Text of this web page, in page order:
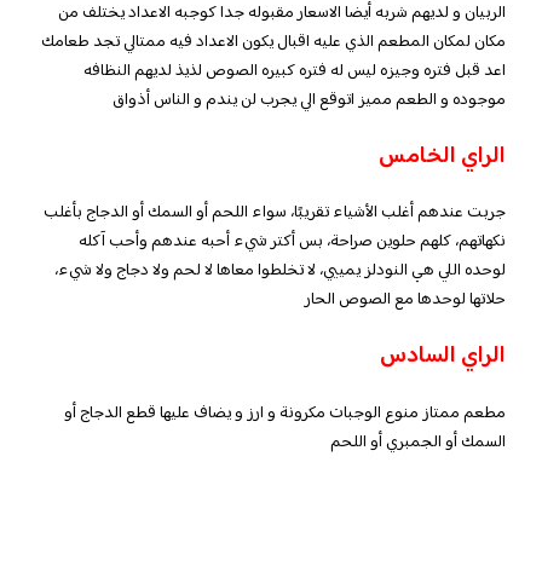
الربيان و لديهم شربه أيضا الاسعار مقبوله جدا كوجبه الاعداد يختلف من
مكان لمكان المطعم الذي عليه اقبال يكون الاعداد فيه ممتالي تجد طعامك
اعد قبل فتره وجيزه ليس له فتره كبيره الصوص لذيذ لديهم النظافه
موجوده و الطعم مميز اتوقع الي يجرب لن يندم و الناس أذواق
الراي الخامس
جربت عندهم أغلب الأشياء تقريبًا، سواء اللحم أو السمك أو الدجاج بأغلب
نكهاتهم، كلهم حلوين صراحة، بس أكتر شيء أحبه عندهم وأحب آكله
لوحده اللي هي النودلز يمييي، لا تخلطوا معاها لا لحم ولا دجاج ولا شيء،
حلاتها لوحدها مع الصوص الحار
الراي السادس
مطعم ممتاز منوع الوجبات مكرونة و ارز و يضاف عليها قطع الدجاج أو
السمك أو الجمبري أو اللحم